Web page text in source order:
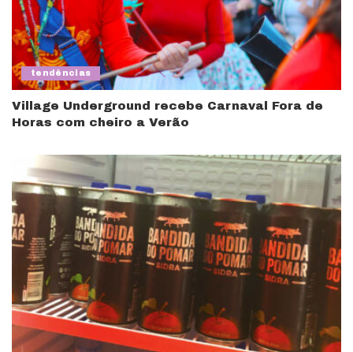
tendências
Village Underground recebe Carnaval Fora de
Horas com cheiro a Verão